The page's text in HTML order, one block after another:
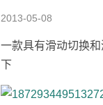
2013-05-08
一款具有滑动切换
下